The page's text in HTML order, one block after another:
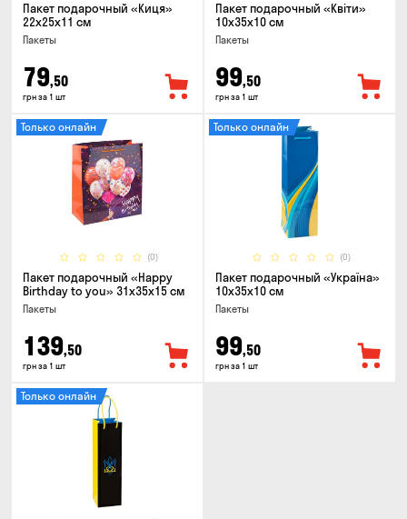
Пакет подарочный «Киця»
22x25x11 см
Пакеты
79,50
грн за 1 шт
Пакет подарочный «Квіти»
10x35x10 см
Пакеты
99,50
грн за 1 шт
(0)
Только онлайн
Пакет подарочный «Happy
Birthday to you» 31x35x15 cм
Пакеты
139,50
грн за 1 шт
(0)
Только онлайн
Пакет подарочный «Україна»
10x35x10 см
Пакеты
99,50
грн за 1 шт
Только онлайн